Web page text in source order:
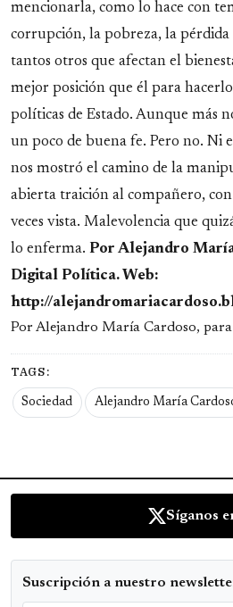
mencionarla, como lo hace con
corrupción, la pobreza, la pérdida
tantos otros que afectan el
mejor posición que él para
políticas de Estado. Aunque más
un poco de buena fe. Pero no. Ni
nos mostró el camino de la
abierta traición al compañero,
veces vista. Malevolencia que
lo enferma. Por Alejandro
Digital Política. Web:
http://
Por Alejandro María Cardoso,
TAGS:
Sociedad Alejandro María
Síganos
Suscripción a nuestro